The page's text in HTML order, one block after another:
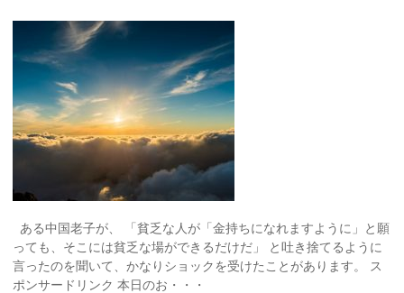
ある中国老子が、 「貧乏な人が「金持ちになれますように」と願
っても、そこには貧乏な場ができるだけだ」 と吐き捨てるように
言ったのを聞いて、かなりショックを受けたことがあります。 ス
ポンサードリンク 本日のお・・・